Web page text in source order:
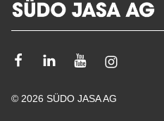
FacebookLinkedinYoutubeInstagram
© 2026 SÜDO JASA AG